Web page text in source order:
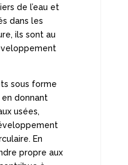
de l’eau et
dans les
ils sont au
sous forme
donnant
usées,
En
propre aux